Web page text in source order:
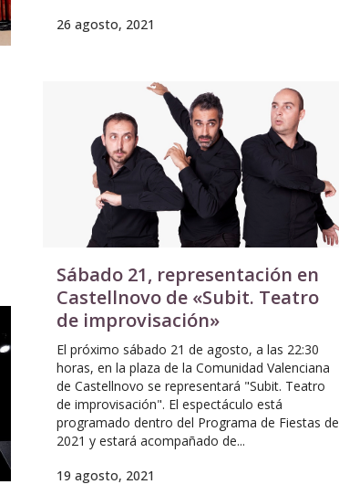
26 agosto, 2021
Sábado 21, representación en
Castellnovo de «Subit. Teatro
de improvisación»
El próximo sábado 21 de agosto, a las 22:30
horas, en la plaza de la Comunidad Valenciana
de Castellnovo se representará "Subit. Teatro
de improvisación". El espectáculo está
programado dentro del Programa de Fiestas de
2021 y estará acompañado de...
19 agosto, 2021